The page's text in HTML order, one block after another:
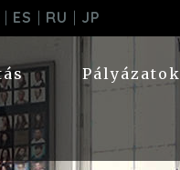
ES RU JP
Pályázatok